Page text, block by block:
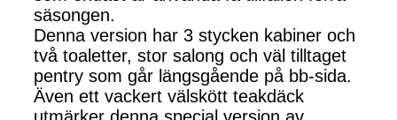
säsongen.
Denna version har 3 stycken kabiner och
två toaletter, stor salong och väl tilltaget
pentry som går längsgående på bb-sida.
Även ett vackert välskött teakdäck